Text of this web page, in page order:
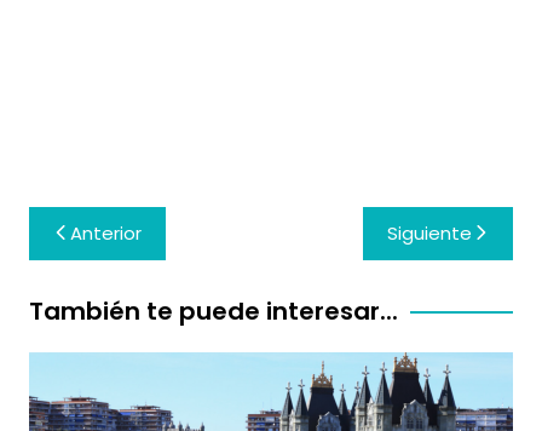
Navegación
de
entradas
Anterior Siguiente
También te puede interesar...